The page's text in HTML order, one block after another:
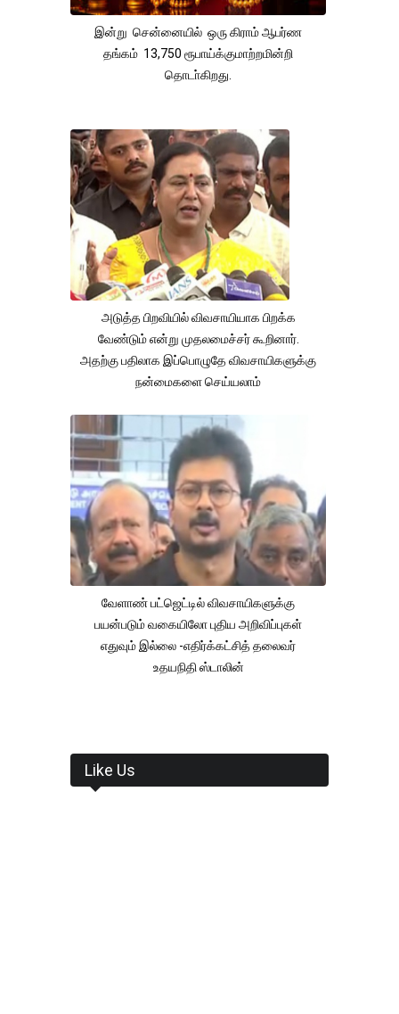
இன்று சென்னையில் ஒரு கிராம் ஆபர்ண
தங்கம் 13,750 ரூபாய்க்குமாற்றமின்றி
தொடா்கிறது.
அடுத்த பிறவியில் விவசாயியாக பிறக்க
வேண்டும் என்று முதலமைச்சர் கூறினார்.
அதற்கு பதிலாக இப்பொழுதே விவசாயிகளுக்கு
நன்மைகளை செய்யலாம்
வேளாண் பட்ஜெட்டில் விவசாயிகளுக்கு
பயன்படும் வகையிலோ புதிய அறிவிப்புகள்
எதுவும் இல்லை -எதிர்க்கட்சித் தலைவர்
உதயநிதி ஸ்டாலின்
Like Us